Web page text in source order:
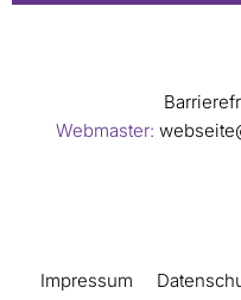
Webmaster:
Impressum